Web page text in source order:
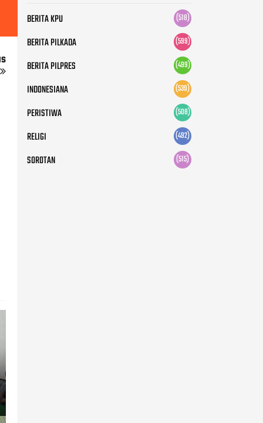
BERITA KPU (518)
BERITA PILKADA (599)
BERITA PILPRES (499)
INDONESIANA (539)
PERISTIWA (508)
RELIGI (492)
SOROTAN (515)